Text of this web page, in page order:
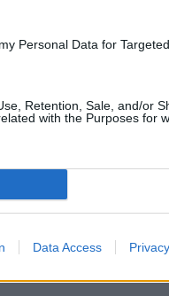
Personal Data for Targeted
Retention, Sale, and/or
with the Purposes for
Data Access